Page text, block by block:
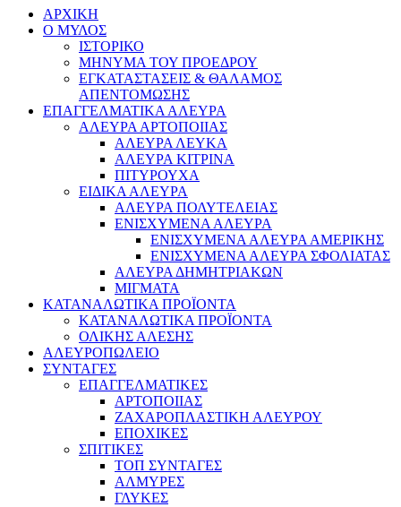
ΑΡΧΙΚΗ
Ο ΜΥΛΟΣ
ΙΣΤΟΡΙΚΟ
ΜΗΝΥΜΑ ΤΟΥ ΠΡΟΕΔΡΟΥ
ΕΓΚΑΤΑΣΤΑΣΕΙΣ & ΘΑΛΑΜΟΣ
ΑΠΕΝΤΟΜΩΣΗΣ
ΕΠΑΓΓΕΛΜΑΤΙΚΑ ΑΛΕΥΡΑ
ΑΛΕΥΡΑ ΑΡΤΟΠΟΙΙΑΣ
ΑΛΕΥΡΑ ΛΕΥΚΑ
ΑΛΕΥΡΑ ΚΙΤΡΙΝΑ
ΠΙΤΥΡΟΥΧΑ
ΕΙΔΙΚΑ ΑΛΕΥΡΑ
ΑΛΕΥΡΑ ΠΟΛΥΤΕΛΕΙΑΣ
ΕΝΙΣΧΥΜΕΝΑ ΑΛΕΥΡΑ
ΕΝΙΣΧΥΜΕΝΑ ΑΛΕΥΡΑ ΑΜΕΡΙΚΗΣ
ΕΝΙΣΧΥΜΕΝΑ ΑΛΕΥΡΑ ΣΦΟΛΙΑΤΑΣ
ΑΛΕΥΡΑ ΔΗΜΗΤΡΙΑΚΩΝ
ΜΙΓΜΑΤΑ
ΚΑΤΑΝΑΛΩΤΙΚΑ ΠΡΟΪΟΝΤΑ
ΚΑΤΑΝΑΛΩΤΙΚΑ ΠΡΟΪΟΝΤΑ
ΟΛΙΚΗΣ ΑΛΕΣΗΣ
ΑΛΕΥΡΟΠΩΛΕΙΟ
ΣΥΝΤΑΓΕΣ
ΕΠΑΓΓΕΛΜΑΤΙΚΕΣ
ΑΡΤΟΠΟΙΙΑΣ
ΖΑΧΑΡΟΠΛΑΣΤΙΚΗ ΑΛΕΥΡΟΥ
ΕΠΟΧΙΚΕΣ
ΣΠΙΤΙΚΕΣ
ΤΟΠ ΣΥΝΤΑΓΕΣ
ΑΛΜΥΡΕΣ
ΓΛΥΚΕΣ